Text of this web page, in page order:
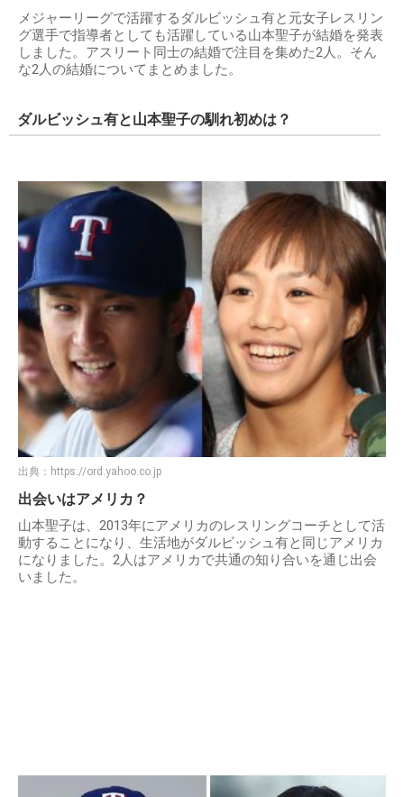
メジャーリーグで活躍するダルビッシュ有と元女子レスリン
グ選手で指導者としても活躍している山本聖子が結婚を発表
しました。アスリート同士の結婚で注目を集めた2人。そん
な2人の結婚についてまとめました。
ダルビッシュ有と山本聖子の馴れ初めは？
出典： https://ord.yahoo.co.jp
出会いはアメリカ？
山本聖子は、2013年にアメリカのレスリングコーチとして活
動することになり、生活地がダルビッシュ有と同じアメリカ
になりました。2人はアメリカで共通の知り合いを通じ出会
いました。